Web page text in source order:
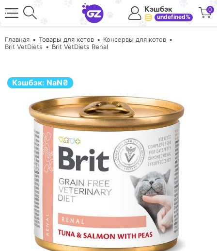
Кэшбэк
undefined%
0
Главная Товары для котов
Консервы для котов
Brit VetDiets
Brit VetDiets Renal
Кэшбэк: NaN₴